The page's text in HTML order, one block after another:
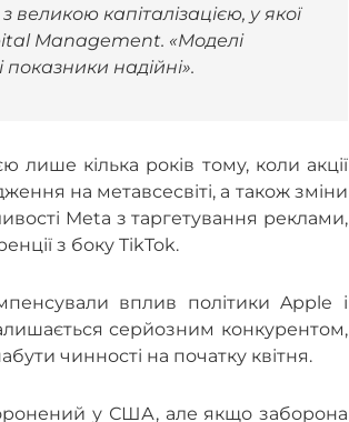
капіталізацією, у якої
Management. «Моделі
надійні».
лише кілька років тому, коли акції
на метавсесвіті, а також зміни
Meta з таргетування реклами,
з боку TikTok.
вплив політики Apple і
серйозним конкурентом,
чинності на початку квітня.
у США, але якщо заборона